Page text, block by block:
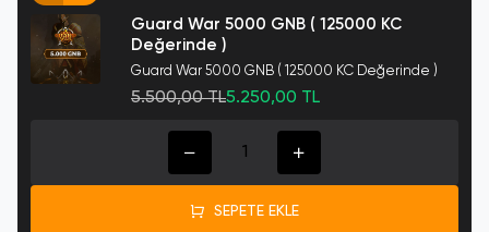
Guard War 5000 GNB ( 125000 KC
Değerinde )
Guard War 5000 GNB ( 125000 KC Değerinde )
5.500,00 TL5.250,00 TL
SEPETE EKLE